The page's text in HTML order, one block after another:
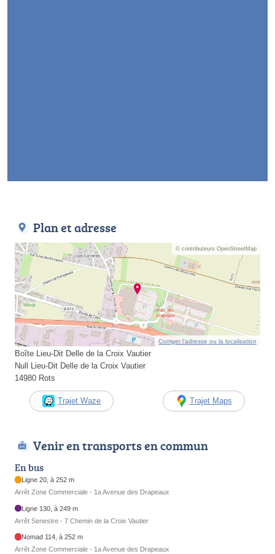
Plan et adresse
© contributeurs OpenStreetMap
Corriger l’adresse ou la localisation
Boîte Lieu-Dit Delle de la Croix Vautier
Null Lieu-Dit Delle de la Croix Vautier
14980 Rots
Trajet Waze Trajet Maps
Venir en transports en commun
En bus
Ligne 20, à 252 m
Arrêt Zone Commerciale - 1a Avenue des Drapeaux
Ligne 130, à 249 m
Arrêt Senestre - 7 Chemin de la Croix Vautier
Nomad 114, à 252 m
Arrêt Zone Commerciale - 1a Avenue des Drapeaux